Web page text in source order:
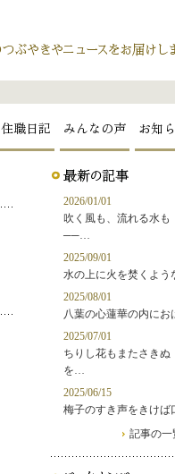
住職日記 みんなの声 お知
2026/01/01
吹く風も、流れる水も
──…
2025/09/01
水の上に火を焚くよ
2025/08/01
八葉の心蓮華の内に
2025/07/01
ちりし花もまたさきぬ
を…
2025/06/15
梅子のすき声をきけ
記事の一